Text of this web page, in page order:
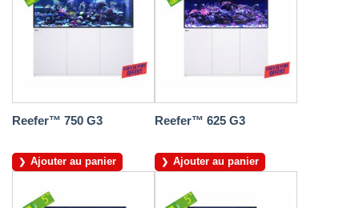
Reefer™ 750 G3
Ajouter au panier
Reefer™ 625 G3
Ajouter au panier